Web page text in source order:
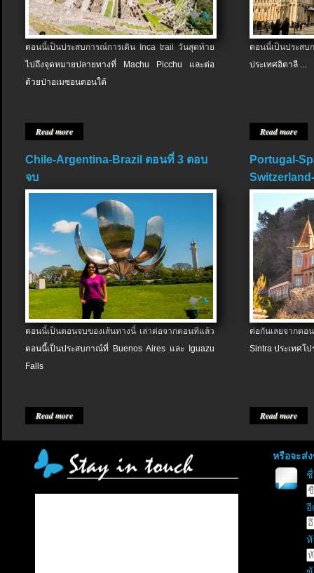
ตอนนี้เป็นประสบการณ์การเดิน Inca trail วันสุดท้าย
ไปถึงจุดหมายปลายทางที่ Machu Picchu และต่อ
ด้วยป่าอเมซอนตอนใต้
Read more
ตอนนี้เป็นประส
ประเทศอิตาลี ...
Read more
Chile-Argentina-Brazil ตอนที่ 3 ตอบ
จบ
ตอนนี้เป็นตอนจบของเส้นทางนี้ เล่าต่อจากตอนที่แล้ว
ตอนนี้เป็นประสบกาณ์ที่ Buenos Aires และ Iguazu
Falls
Read more
Portugal-
ต่อกันเลยจากต
Sintra ประเทศโป
Read more
หรือจะส่
อี
หั